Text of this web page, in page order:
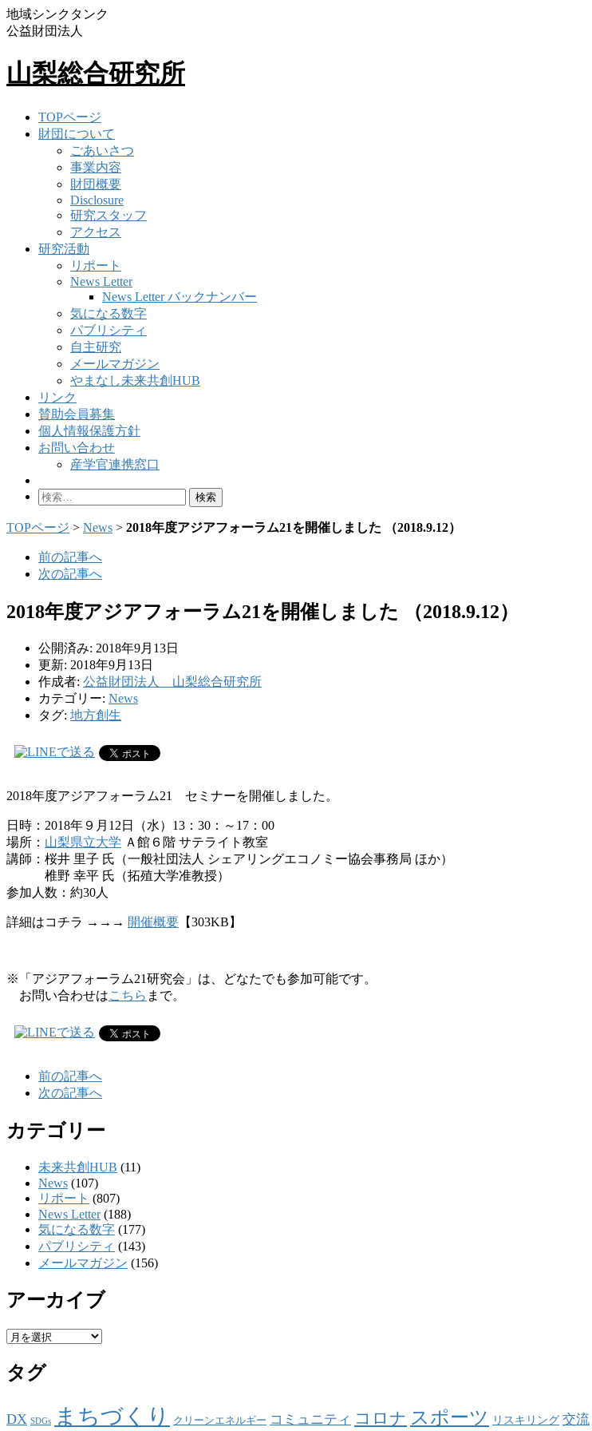
地域シンクタンク
公益財団法人
山梨総合研究所
TOPページ
財団について
ごあいさつ
事業内容
財団概要
Disclosure
研究スタッフ
アクセス
研究活動
リポート
News Letter
News Letter バックナンバー
気になる数字
パブリシティ
自主研究
メールマガジン
やまなし未来共創HUB
リンク
賛助会員募集
個人情報保護方針
お問い合わせ
産学官連携窓口
検
TOPページ > News > 2018年度アジアフォーラム21を開催しました （2018.9.12）
前の記事へ
次の記事へ
2018年度アジアフォーラム21を開催しました （2018.9.12）
公開済み: 2018年9月13日
更新: 2018年9月13日
作成者: 公益財団法人 山梨総合研究所
カテゴリー: News
タグ: 地方創生
2018年度アジアフォーラム21 セミナーを開催しました。
日時：2018年９月12日（水）13：30：～17：00
場所： 山梨県立大学 Ａ館６階 サテライト教室
講師：桜井 里子 氏（一般社団法人 シェアリングエコノミー協会事務局 ほか）
椎野 幸平 氏（拓殖大学准教授）
参加人数：約30人
詳細はコチラ →→→ 開催概要 【303KB】
※「アジアフォーラム21研究会」は、どなたでも参加可能です。
お問い合わせはこちら まで。
前の記事へ
次の記事へ
カテゴリー
未来共創HUB (11)
News (107)
リポート (807)
News Letter(188)
気になる数字 (177)
パブリシティ (143)
メールマガジン (156)
アーカイブ
ア
カ
イ
タグ
DX SDGs まちづくり クリーンエネルギー コミュニティ コロナ スポーツ リスキリング 交流